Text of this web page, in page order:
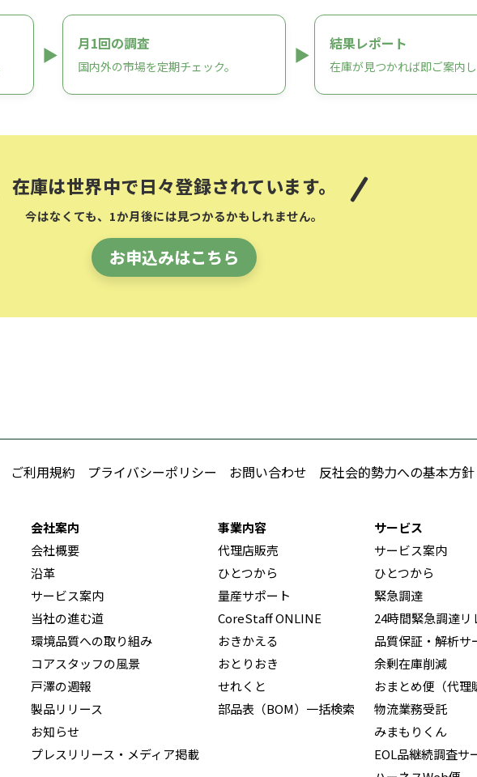
月1回の調査
国内外の市場を定期チェック。
結果レポート
在庫が見つかれば即ご案内
在庫は世界中で日々登録されています。
今はなくても、1か月後には見つかるかもしれません。
お申込みはこちら
ご利用規約 プライバシーポリシー お問い合わせ 反社会的勢力への基本方針
会社案内
会社概要
沿革
サービス案内
当社の進む道
環境品質への取り組み
コアスタッフの風景
戸澤の週報
製品リリース
お知らせ
プレスリリース・メディア掲載
事業内容
代理店販売
ひとつから
量産サポート
CoreStaff ONLINE
おきかえる
おとりおき
せれくと
部品表（BOM）一括検索
サービス
サービス案内
ひとつから
緊急調達
24時間緊急調達リ
品質保証・解析サ
余剰在庫削減
おまとめ便（代理
物流業務受託
みまもりくん
EOL品継続調査サ